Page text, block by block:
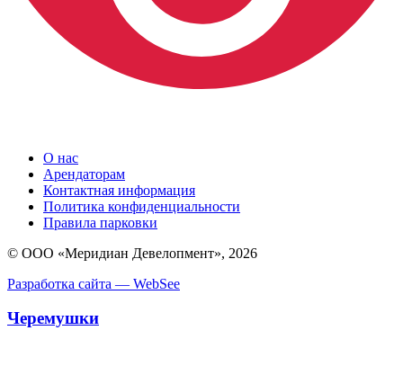
О нас
Арендаторам
Контактная информация
Политика конфиденциальности
Правила парковки
© ООО «Меридиан Девелопмент», 2026
Разработка сайта — WebSee
Черемушки